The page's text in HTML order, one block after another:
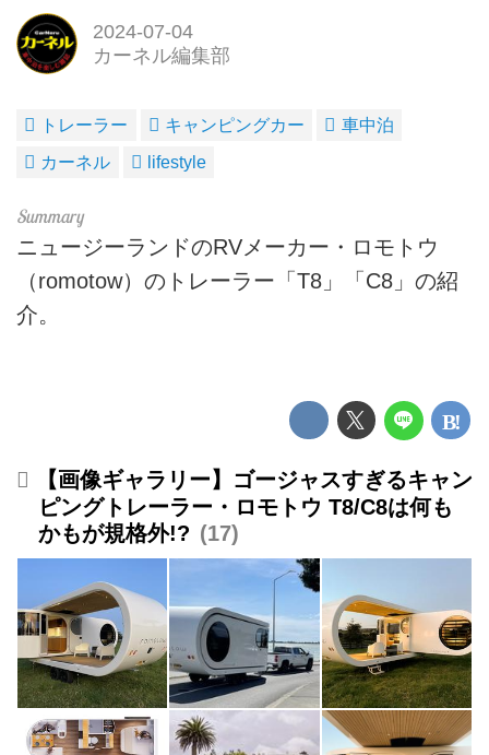
2024-07-04
カーネル編集部
トレーラー キャンピングカー
車中泊
カーネル
lifestyle
ニュージーランドのRVメーカー・ロモトウ
（romotow）のトレーラー「T8」「C8」の紹
介。
【画像ギャラリー】ゴージャスすぎるキャン
ピングトレーラー・ロモトウ T8/C8は何も
かもが規格外!?
17